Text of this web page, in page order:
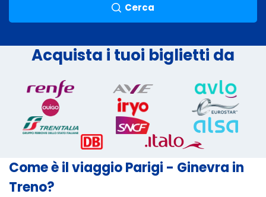
Cerca
Acquista i tuoi biglietti da
Come è il viaggio Parigi - Ginevra in
Treno?